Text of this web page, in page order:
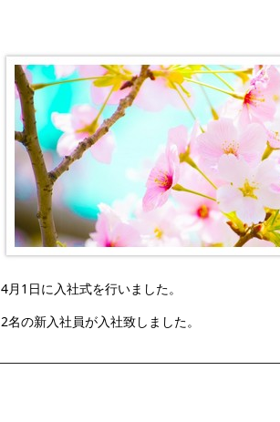
4月1日に入社式を行いました。
2名の新入社員が入社致しました。